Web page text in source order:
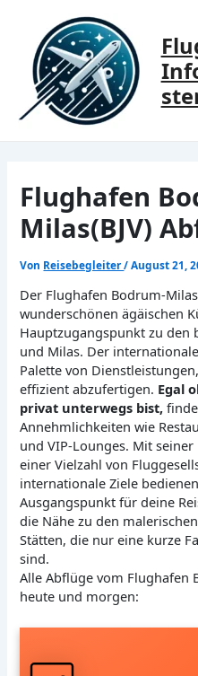
springen
Flughafen
Milas(BJV)
Von Reisebegleiter/August 21,
Der Flughafen Bodrum-
wunderschönen ägäischen
Hauptzugangspunkt zu den
und Milas. Der
Palette von
effizient abzufertigen. Egal
privat unterwegs bist,
Annehmlichkeiten wie
und VIP-Lounges. Mit
einer Vielzahl von
internationale Ziele
Ausgangspunkt für deine
die Nähe zu den
Stätten, die nur eine kurze
sind.
Alle Abflüge vom Flughafen
heute und morgen: